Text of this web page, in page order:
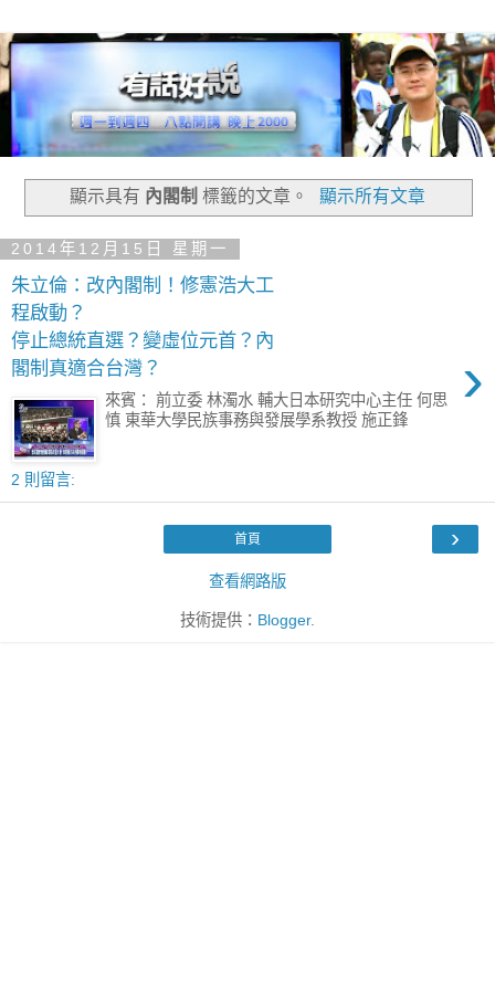
顯示具有 內閣制 標籤的文章。 顯示所有文章
2014年12月15日 星期一
朱立倫：改內閣制！修憲浩大工
程啟動？
停止總統直選？變虛位元首？內
閣制真適合台灣？
›
來賓： 前立委 林濁水 輔大日本研究中心主任 何思
慎 東華大學民族事務與發展學系教授 施正鋒
2 則留言:
›
首頁
查看網路版
技術提供： Blogger.